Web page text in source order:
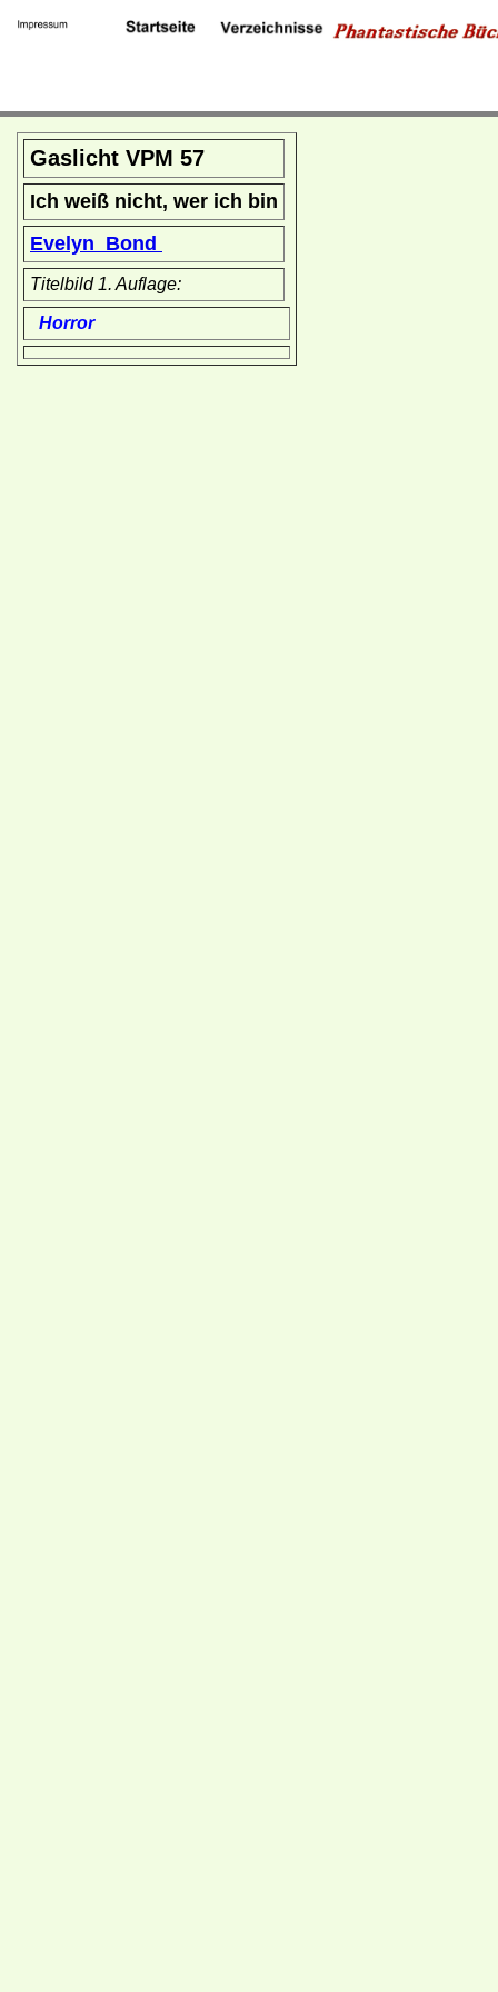
Gaslicht VPM 57
Ich weiß nicht, wer ich bin
Evelyn Bond
Titelbild 1. Auflage:
Horror